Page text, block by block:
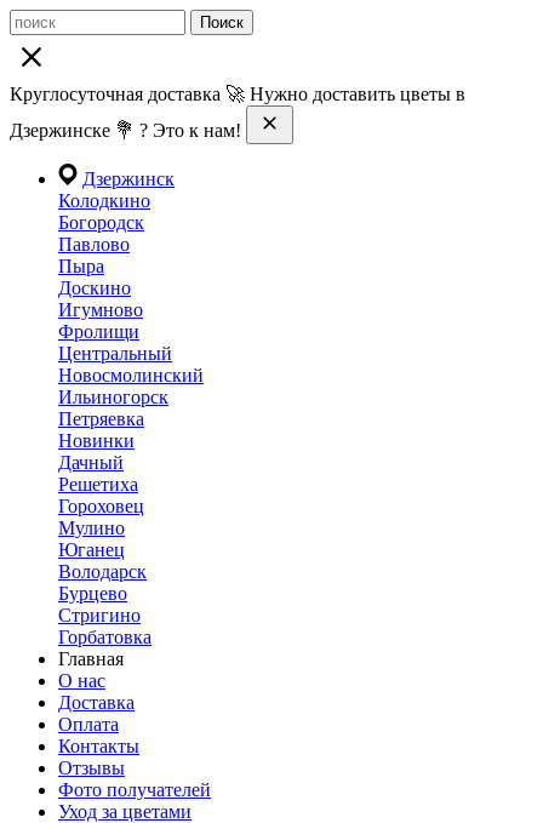
Поиск
Круглосуточная доставка 🚀 Нужно доставить цветы в
Дзержинске 💐 ? Это к нам!
Дзержинск
Колодкино
Богородск
Павлово
Пыра
Доскино
Игумново
Фролищи
Центральный
Новосмолинский
Ильиногорск
Петряевка
Новинки
Дачный
Решетиха
Гороховец
Мулино
Юганец
Володарск
Бурцево
Стригино
Горбатовка
Главная
О нас
Доставка
Оплата
Контакты
Отзывы
Фото получателей
Уход за цветами